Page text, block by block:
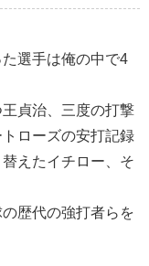
選手は俺の中で4
貞治、三度の打撃
ローズの安打記録
えたイチロー、そ
歴代の強打者らを